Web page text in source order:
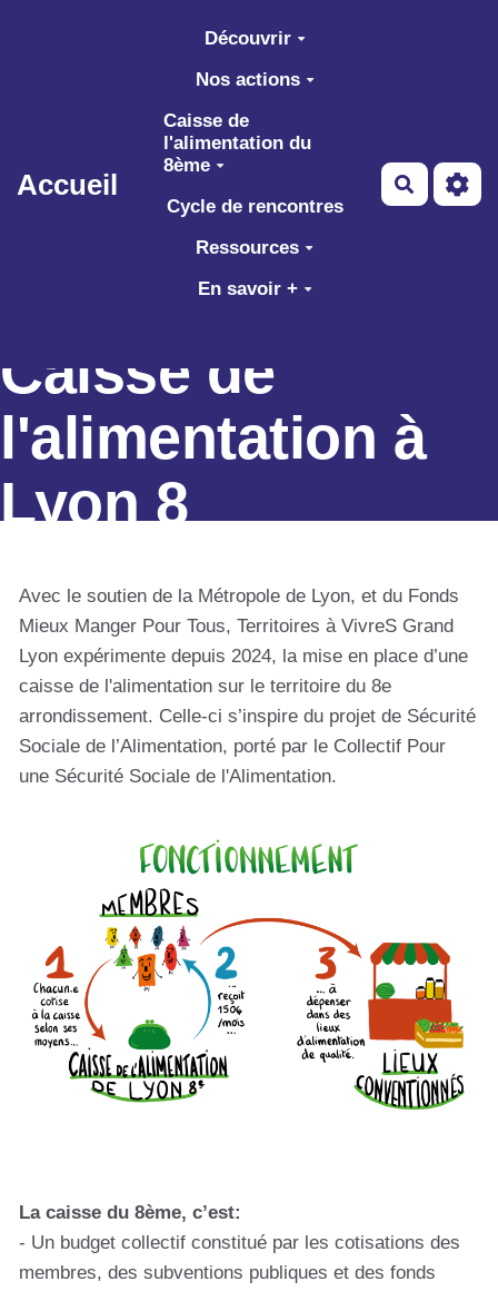
Aller au contenu principal
Accueil
Découvrir
Nos actions
Caisse de
l'alimentation du
8ème
Cycle de rencontres
Ressources
En savoir +
Caisse de
l'alimentation à
Lyon 8
Avec le soutien de la Métropole de Lyon, et du Fonds
Mieux Manger Pour Tous, Territoires à VivreS Grand
Lyon expérimente depuis 2024, la mise en place d’une
caisse de l'alimentation sur le territoire du 8e
arrondissement. Celle-ci s’inspire du projet de Sécurité
Sociale de l’Alimentation, porté par le Collectif Pour
une Sécurité Sociale de l'Alimentation.
La caisse du 8ème, c’est:
- Un budget collectif constitué par les cotisations des
membres, des subventions publiques et des fonds